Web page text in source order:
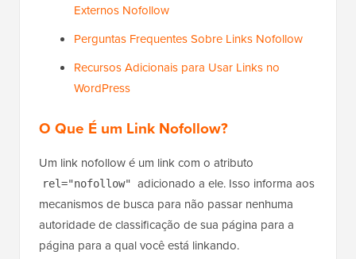
Externos Nofollow
Perguntas Frequentes Sobre Links Nofollow
Recursos Adicionais para Usar Links no
WordPress
O Que É um Link Nofollow?
Um link nofollow é um link com o atributo
rel="nofollow"
adicionado a ele. Isso informa aos
mecanismos de busca para não passar nenhuma
autoridade de classificação de sua página para a
página para a qual você está linkando.